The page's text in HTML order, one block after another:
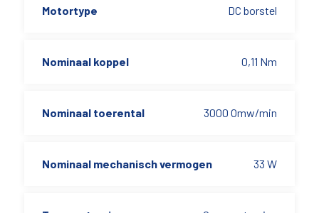
Motortype DC borstel
Nominaal koppel 0,11 Nm
Nominaal toerental 3000 Omw/min
Nominaal mechanisch vermogen 33 W